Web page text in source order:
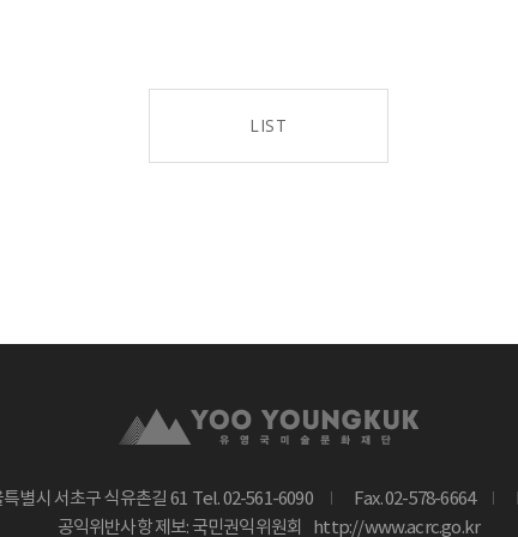
LIST
특별시 서초구 식유촌길 61 Tel. 02-561-6090 Fax. 02-578-6664
공익위반사항 제보: 국민권익위원회
http://www.acrc.go.kr